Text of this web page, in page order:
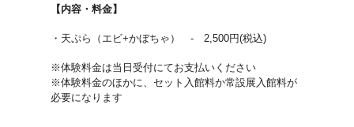
【内容・料金】
・天ぷら（エビ+かぼちゃ） - 2,500円(税込)
※体験料金は当日受付にてお支払いください
※体験料金のほかに、セット入館料か常設展入館料が
必要になります